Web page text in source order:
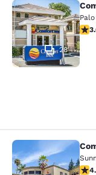
Comfort
28
Comfort